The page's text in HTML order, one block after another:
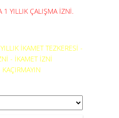
1 YILLIK ÇALIŞMA İZNİ.
İKAMET TEZKERESİ -
- İKAMET İZNİ
KAÇIRMAYIN